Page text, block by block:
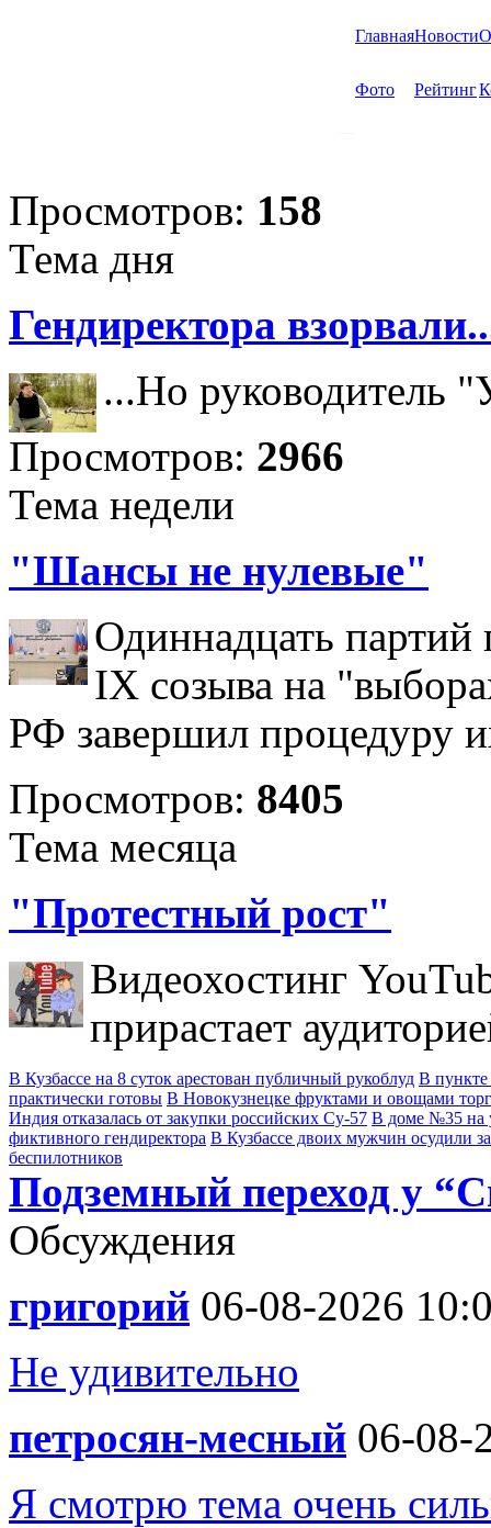
ГлавнаяНовости
Фото Рейтинг
Просмотров: 158
Тема дня
Гендиректора
...Но руководитель
Просмотров: 2966
Тема недели
"Шансы не нулевые"
Одиннадцать партий
IX созыва на
РФ завершил процедуру
Просмотров: 8405
Тема месяца
"Протестный рост"
Видеохостинг
прирастает
В Кузбассе на 8 суток арестован публичный рукоблуд В пункте
практически готовы В Новокузнецке фруктами и овощами
Индия отказалась от закупки российских Су-57 В доме №35 на
фиктивного гендиректора В Кузбассе двоих мужчин осудили
беспилотников
Подземный переход у
Обсуждения
григорий 06-08-2026
Не удивительно
петросян-месный 06-08-
Я смотрю тема очень